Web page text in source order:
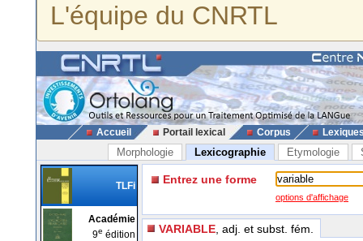
L'équipe du CNRTL
Accueil Portail lexical Corpus
Morphologie Lexicographie Etymologie
TLFi
Académie
9e édition
Entrez une forme
options d'affichage
VARIABLE , adj. et subst. fém.